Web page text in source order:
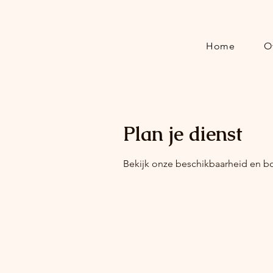
Home
Plan je dienst
Bekijk onze beschikbaarheid en